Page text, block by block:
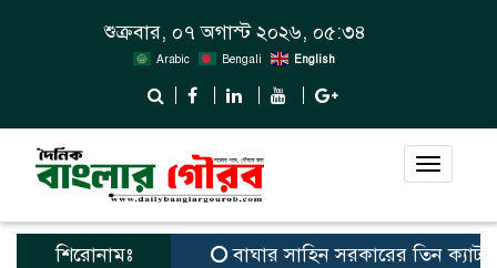
শুক্রবার, ০৭ অগাস্ট ২০২৬, ০৫:৩৪
Arabic Bengali English
Toggle
শিরোনামঃ বাঘার সাহিন সরকারের তিন